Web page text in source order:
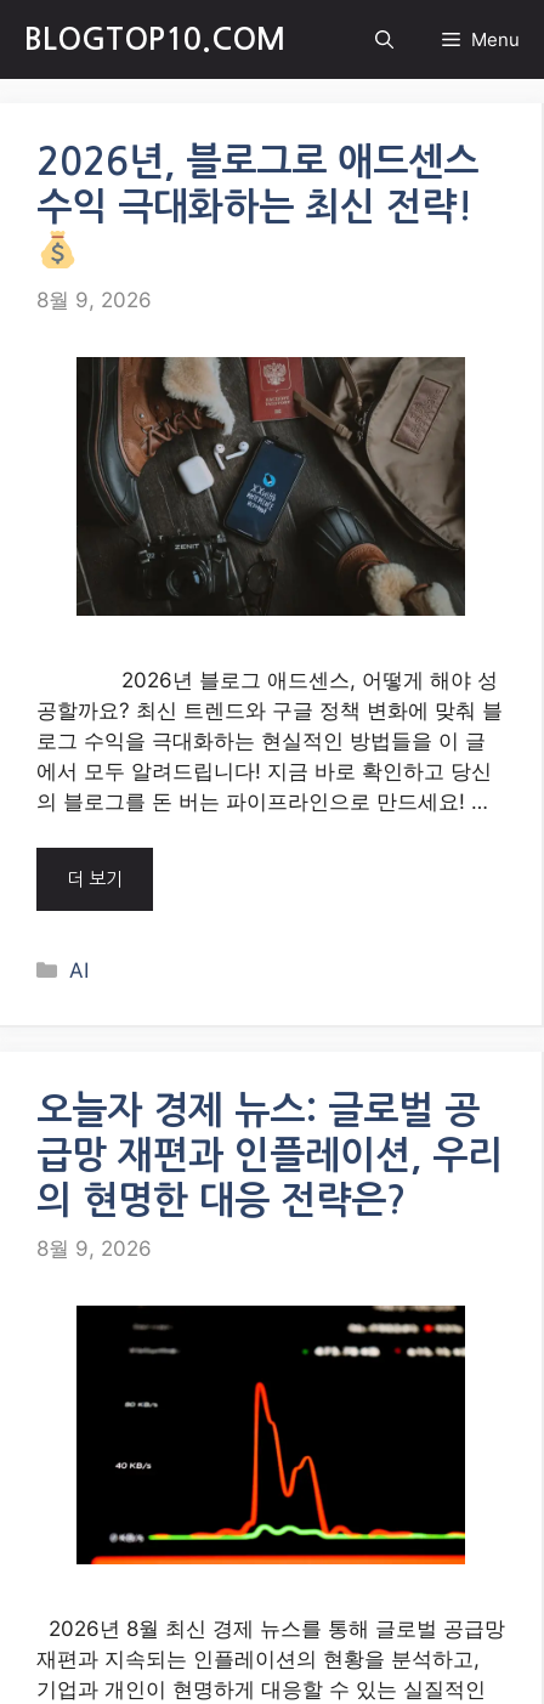
content
BLOGTOP10.COM Menu
2026년, 블로그로 애드센스
수익 극대화하는 최신 전략!
8월 9, 2026
2026년 블로그 애드센스, 어떻게 해야 성
공할까요? 최신 트렌드와 구글 정책 변화에 맞춰 블
로그 수익을 극대화하는 현실적인 방법들을 이 글
에서 모두 알려드립니다! 지금 바로 확인하고 당신
의 블로그를 돈 버는 파이프라인으로 만드세요! …
더 보기
Categories
AI
오늘자 경제 뉴스: 글로벌 공
급망 재편과 인플레이션, 우리
의 현명한 대응 전략은?
8월 9, 2026
2026년 8월 최신 경제 뉴스를 통해 글로벌 공급망
재편과 지속되는 인플레이션의 현황을 분석하고,
기업과 개인이 현명하게 대응할 수 있는 실질적인